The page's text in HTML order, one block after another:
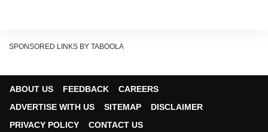
SPONSORED LINKS BY TABOOLA
ABOUT US FEEDBACK
CAREERS
ADVERTISE WITH US
SITEMAP
DISCLAIMER
PRIVACY POLICY
CONTACT US